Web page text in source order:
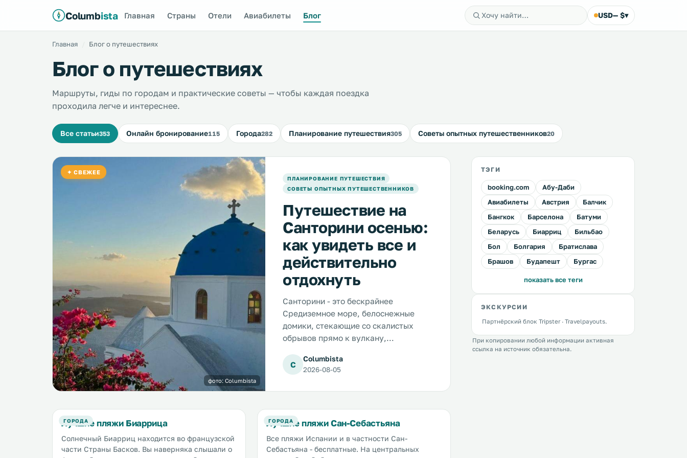
Columbista Главная Страны Отели Авиабилеты Блог USD— $▾
Главная Блог о путешествиях
Блог о путешествиях
Маршруты, гиды по городам и практические советы — чтобы каждая поездка
проходила легче и интереснее.
Все статьи353 Онлайн бронирование115 Города282 Планирование путешествия305 Советы опытных путешественников20
✦ СВЕЖЕЕ
фото: Columbista
ПЛАНИРОВАНИЕ ПУТЕШЕСТВИЯ
СОВЕТЫ ОПЫТНЫХ ПУТЕШЕСТВЕННИКОВ
Путешествие на
Санторини осенью:
как увидеть все и
действительно
отдохнуть
Санторини - это бескрайнее
Средиземное море, белоснежные
домики, стекающие со скалистых
обрывов прямо к вулкану,
аутентичные отели и гостевые дома,
самые красивые в мире закаты,
отдохнуть, и океан впечатлений. Мы
поехали на отдых в сентябре, чтобы
своими глазами увидеть все самые
красивые города и пляжи, составить
C
Columbista
2026-08-05
ГОРОДА
Лучшие пляжи Биаррица
Солнечный Биарриц находится во французской
части Страны Басков. Вы наверняка слышали о
ГОРОДА
Лучшие пляжи Сан-Себастьяна
Все пляжи Испании и в частности Сан-
Себастьяна - бесплатные. На центральных
ТЭГИ
booking.com
Абу-Даби
Авиабилеты
Австрия
Балчик
Бангкок
Барселона
Батуми
Беларусь
Биарриц
Бильбао
Бол
Болгария
Братислава
Брашов
Будапешт Бургас
показать все теги
ЭКСКУРСИИ
Партнёрский блок Tripster · Travelpayouts.
При копировании любой информации активная
ссылка на источник обязательна.